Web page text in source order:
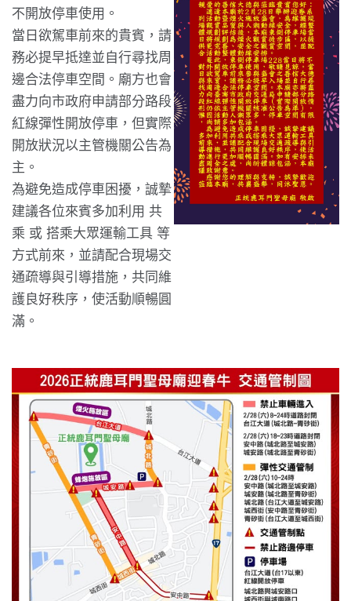
不開放停車使用。
當日欲駕車前來的貴賓，請
務必提早抵達並自行尋找周
邊合法停車空間。廟方也會
盡力向市政府申請部分路段
紅線彈性開放停車，但實際
開放狀況以主管機關公告為
主。
為避免造成停車困擾，誠摯
建議各位來賓多加利用 共
乘 或 搭乘大眾運輸工具 等
方式前來，並請配合現場交
通疏導與引導措施，共同維
護良好秩序，使活動順暢圓
滿。